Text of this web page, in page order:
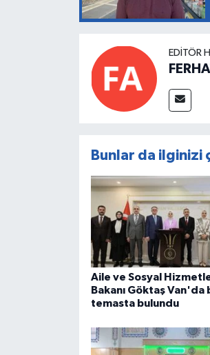
EDITÖR
Bunlar da ilginizi
Aile ve Sosyal
Bakanı Göktaş Van'da
temasta bulundu